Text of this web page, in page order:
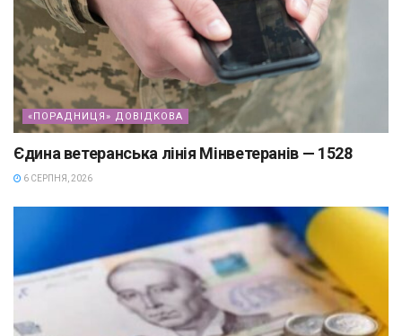
«ПОРАДНИЦЯ» ДОВІДКОВА
Єдина ветеранська лінія Мінветеранів — 1528
6 СЕРПНЯ, 2026